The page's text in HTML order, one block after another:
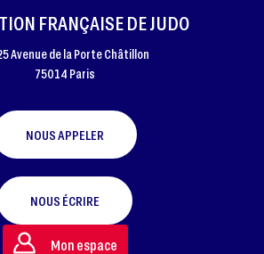
FRANÇAISE DE JUDO
Avenue de la Porte Châtillon
75014 Paris
NOUS APPELER
NOUS ÉCRIRE
Mon espace